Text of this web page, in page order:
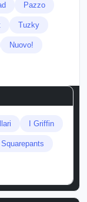
Pazzo
Tuzky
Nuovo!
I Griffin